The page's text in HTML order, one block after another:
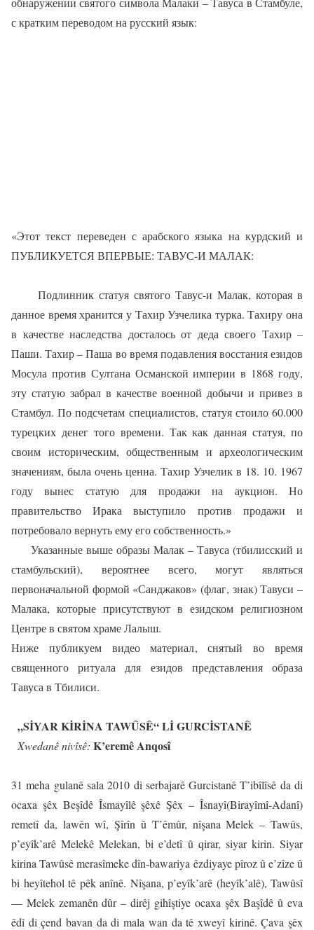
с кратким переводом на русский язык:
«Этот текст переведен с арабского языка на курдский и
ПУБЛИКУЕТСЯ ВПЕРВЫЕ: ТАВУС-И МАЛАК:
Подлинник статуя святого Тавус-и Малак, которая в
данное время хранится у Тахир Узчелика турка. Тахиру она
в качестве наследства досталось от деда своего Тахир –
Паши. Тахир – Паша во время подавления восстания езидов
Мосула против Султана Османской империи в 1868 году,
эту статую забрал в качестве военной добычи и привез в
Стамбул. По подсчетам специалистов, статуя стоило 60.000
турецких денег того времени. Так как данная статуя, по
своим историческим, общественным и археологическим
значениям, была очень ценна. Тахир Узчелик в 18. 10. 1967
году вынес статую для продажи на аукцион. Но
правительство Ирака выступило против продажи и
потребовало вернуть ему его собственность.»
Указанные выше образы Малак – Тавуса (тбилисский и
стамбульский), вероятнее всего, могут являться
первоначальной формой «Санджаков» (флаг, знак) Тавуси –
Малака, которые присутствуют в езидском религиозном
Центре в святом храме Лалыш.
Ниже публикуем видео материал, снятый во время
священного ритуала для езидов представления образа
Тавуса в Тбилиси.
„SİYAR KİRİNA TAWÛSÊ“ Lİ GURCİSTANÊ
Xwedanê nivîsê: K’eremê Anqosî
31 meha gulanê sala 2010 di serbajarê Gurcistanê T’ibîlîsê da di
ocaxa şêx Beşîdê Îsmayîlê şêxê Şêx – Îsnayî(Birayîmî-Adanî)
remetî da, lawên wî, Şîrîn û T’êmûr, nîşana Melek – Tawûs,
p’eyîk’arê Melekê Melekan, bi e’detî û qirar, siyar kirin. Siyar
kirina Tawûsê merasîmeke dîn-bawariya êzdiyaye pîroz û e’zîze û
bi heyîtehol tê pêk anînê. Nîşana, p’eyîk’arê (heyîk’alê), Tawûsî
— Melek zemanên dûr – dirêj gihîştiye ocaxa şêx Başîdê û eva
êdî di çend bavan da di mala wan da tê xweyî kirinê. Çava şêx